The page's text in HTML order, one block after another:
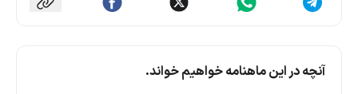
آنچه در این ماهنامه خواهیم خواند.